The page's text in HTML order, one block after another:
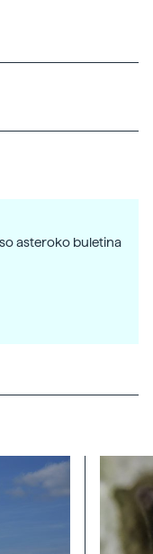
asteroko buletina